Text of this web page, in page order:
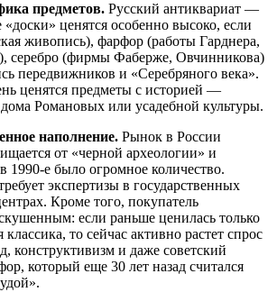
предметов. Русский антиквариат —
ценятся особенно высоко, если
живопись), фарфор (работы Гарднера,
серебро (фирмы Фаберже, Овчинникова)
передвижников и «Серебряного века».
ценятся предметы с историей —
Романовых или усадебной культуры.
наполнение. Рынок в России
от «черной археологии» и
1990-е было огромное количество.
экспертизы в государственных
Кроме того, покупатель
если раньше ценилась только
то сейчас активно растет спрос
конструктивизм и даже советский
который еще 30 лет назад считался